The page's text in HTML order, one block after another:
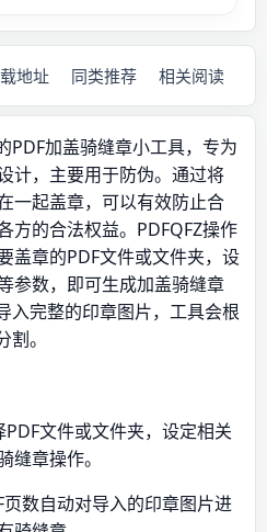
地址 同类推荐 相关阅读
PDF加盖骑缝章小工具，专为
计，主要用于防伪。通过将
一起盖章，可以有效防止合
方的合法权益。PDFQFZ操作
盖章的PDF文件或文件夹，设
参数，即可生成加盖骑缝章
入完整的印章图片，工具会根
。
文件或文件夹，设定相关
缝章操作。
数自动对导入的印章图片进